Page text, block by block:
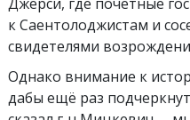
к Саентолоджистам и
свидетелями
Однако внимание к
дабы ещё раз